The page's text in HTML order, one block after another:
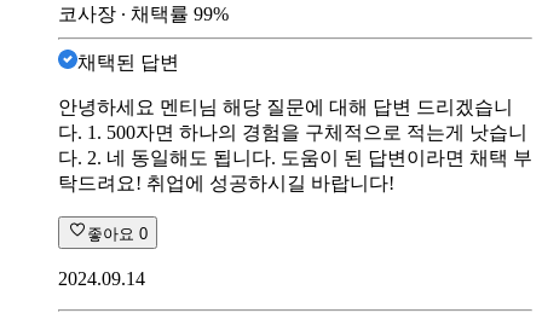
코사장 ∙ 채택률 99%
채택된 답변
안녕하세요 멘티님 해당 질문에 대해 답변 드리겠습니
다. 1. 500자면 하나의 경험을 구체적으로 적는게 낫습니
다. 2. 네 동일해도 됩니다. 도움이 된 답변이라면 채택 부
탁드려요! 취업에 성공하시길 바랍니다!
좋아요 0
2024.09.14